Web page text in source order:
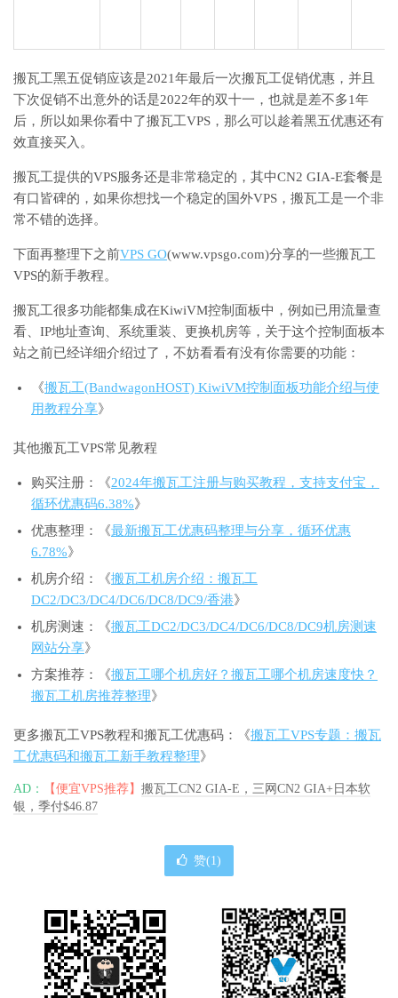
搬瓦工黑五促销应该是2021年最后一次搬瓦工促销优惠，并且
下次促销不出意外的话是2022年的双十一，也就是差不多1年
后，所以如果你看中了搬瓦工VPS，那么可以趁着黑五优惠还有
效直接买入。
搬瓦工提供的VPS服务还是非常稳定的，其中CN2 GIA-E套餐是
有口皆碑的，如果你想找一个稳定的国外VPS，搬瓦工是一个非
常不错的选择。
下面再整理下之前VPS GO(www.vpsgo.com)分享的一些搬瓦工
VPS的新手教程。
搬瓦工很多功能都集成在KiwiVM控制面板中，例如已用流量查
看、IP地址查询、系统重装、更换机房等，关于这个控制面板本
站之前已经详细介绍过了，不妨看看有没有你需要的功能：
《搬瓦工(BandwagonHOST) KiwiVM控制面板功能介绍与使
用教程分享》
其他搬瓦工VPS常见教程
购买注册：《2024年搬瓦工注册与购买教程，支持支付宝，
循环优惠码6.38%》
优惠整理：《最新搬瓦工优惠码整理与分享，循环优惠
6.78%》
机房介绍：《搬瓦工机房介绍：搬瓦工
DC2/DC3/DC4/DC6/DC8/DC9/香港》
机房测速：《搬瓦工DC2/DC3/DC4/DC6/DC8/DC9机房测速
网站分享》
方案推荐：《搬瓦工哪个机房好？搬瓦工哪个机房速度快？
搬瓦工机房推荐整理》
更多搬瓦工VPS教程和搬瓦工优惠码：《搬瓦工VPS专题：搬瓦
工优惠码和搬瓦工新手教程整理》
AD： 【便宜VPS推荐】 搬瓦工CN2 GIA-E，三网CN2 GIA+日本软
银，季付$46.87
赞(1)